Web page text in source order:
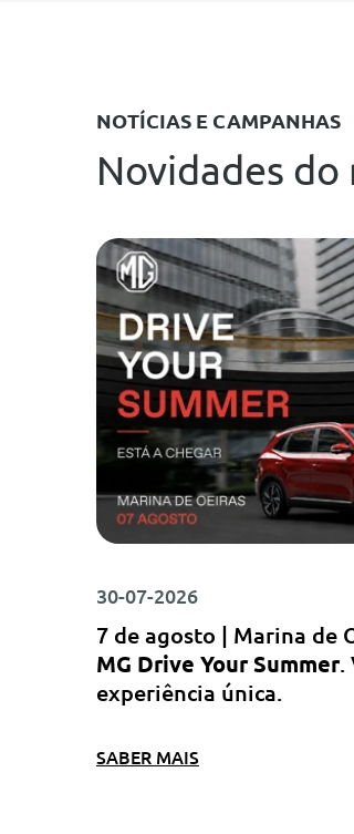
NOTÍCIAS E CAMPANHAS
Novidades
30-07-2026
7 de agosto | Marina de
MG Drive Your Summer.
experiência única.
SABER MAIS